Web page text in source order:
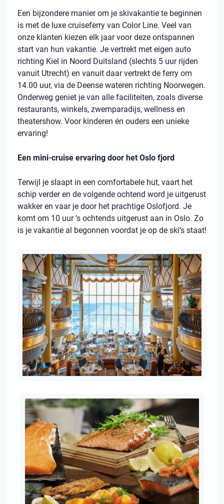
Een bijzondere manier om je skivakantie te beginnen
is met de luxe cruiseferry van Color Line. Veel van
onze klanten kiezen elk jaar voor deze ontspannen
start van hun vakantie. Je vertrekt met eigen auto
richting Kiel in Noord Duitsland (slechts 5 uur rijden
vanuit Utrecht) en vanuit daar vertrekt de ferry om
14.00 uur, via de Deense wateren richting Noorwegen.
Onderweg geniet je van alle faciliteiten, zoals diverse
restaurants, winkels, zwemparadijs, wellness en
theatershow. Voor kinderen én ouders een unieke
ervaring!
Een mini-cruise ervaring door het Oslo fjord
Terwijl je slaapt in een comfortabele hut, vaart het
schip verder en de volgende ochtend word je uitgerust
wakker en vaar je door het prachtige Oslofjord. Je
komt om 10 uur ’s ochtends uitgerust aan in Oslo. Zo
is je vakantie al begonnen voordat je op de ski’s staat!